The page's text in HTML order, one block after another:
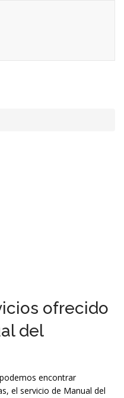
ofrecido
del
encontrar
el servicio de Manual del